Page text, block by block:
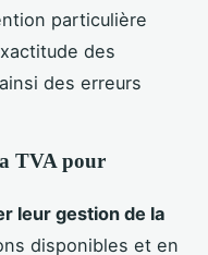
particulière
des
des erreurs
TVA pour
leur gestion de la
disponibles et en